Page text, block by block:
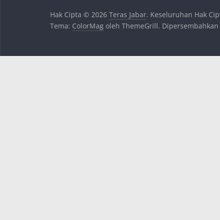
Hak Cipta © 2026 Teras Jabar. Keseluruhan Hak
Tema: ColorMag oleh ThemeGrill. Dipersembahkan